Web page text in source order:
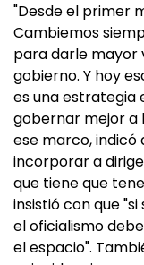
"Desde el primer
Cambiemos
para darle mayor
gobierno. Y hoy
es una estrategia
gobernar mejor a
ese marco, indicó
incorporar a
que tiene que
insistió con que
el oficialismo
el espacio".